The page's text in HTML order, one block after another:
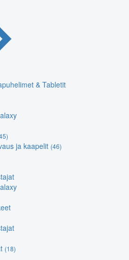
& Tabletit
ja kaapelit (46)
(18)